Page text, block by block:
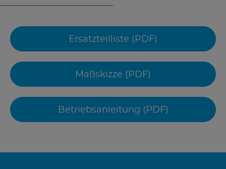
Ersatzteilliste (PDF)
Maßskizze (PDF)
Betriebsanleitung (PDF)